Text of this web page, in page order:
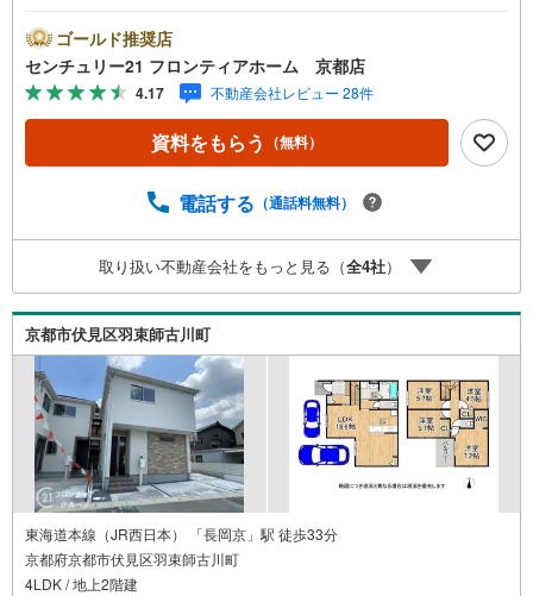
は3面採光で明るい空間です 特徴・浴室暖房乾燥機がつい
て雨の日にも心強い設備です。・キッチンには食器洗浄乾
燥機がついて家事の負担を減らせます。・スーパーまで徒
歩10分圏内でお買い物にも気軽な距離です。 立地・羽束師
小学校まで徒歩約14分・神川中学校まで徒歩約11分 弊社が
選ばれる理由 1.お金の扱い方のプロ、ファイナンシャルプ
できる売却専門チームあり！3.たくさんの銀行と繋がりが
お引渡し後に必要になったお家のリフォームも弊社のリフ
ォームプランナーがご提案！5.定期的にご連絡を繋ぎ、有
事の際に迅速にサポートいたします弊社は専門家同士が連
携をとっているため、より多くの知見がございます。お気
軽にお問合せください！
ゴールド推奨店
センチュリー21 フロンティアホーム 京都店
4.17 不動産会社レビュー 28件
資料をもらう （無料）
電話する （通話料無料）
取り扱い不動産会社をもっと見る（全4社）
京都市伏見区羽束師古川町
東海道本線（JR西日本） 「長岡京」駅 徒歩33分
京都府京都市伏見区羽束師古川町
4LDK / 地上2階建